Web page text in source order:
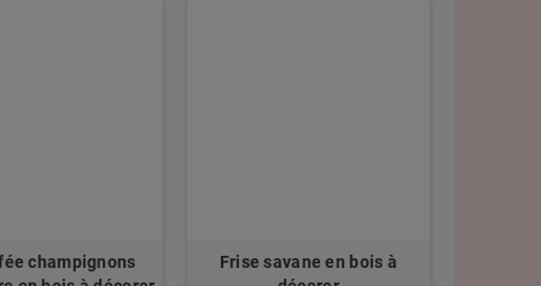
champignons
Frise savane en bois à